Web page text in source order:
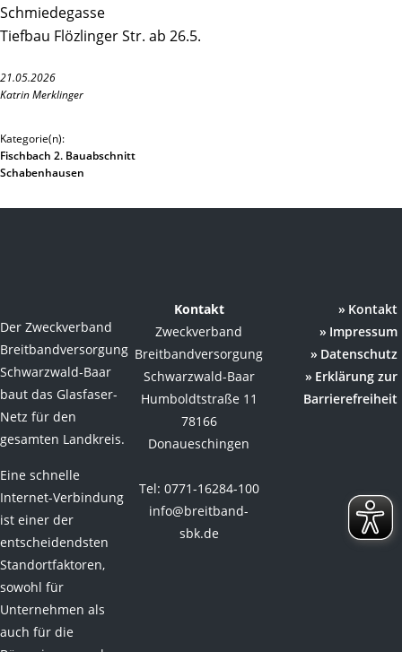
Schmiedegasse
Tiefbau Flözlinger Str. ab 26.5.
21.05.2026
Katrin Merklinger
Kategorie(n):
Fischbach 2. Bauabschnitt
Schabenhausen
Der Zweckverband
Breitbandversorgung
Schwarzwald-Baar
baut das Glasfaser-
Netz für den
gesamten Landkreis.
Eine schnelle
Internet-Verbindung
ist einer der
entscheidendsten
Standortfaktoren,
sowohl für
Unternehmen als
auch für die
Kontakt
Zweckverband
Breitbandversorgung
Schwarzwald-Baar
Humboldtstraße 11
78166
Donaueschingen
Tel: 0771-16284-100
info@breitband-
sbk.de
Kontakt
Impressum
Datenschutz
Erklärung zur
Barrierefreiheit